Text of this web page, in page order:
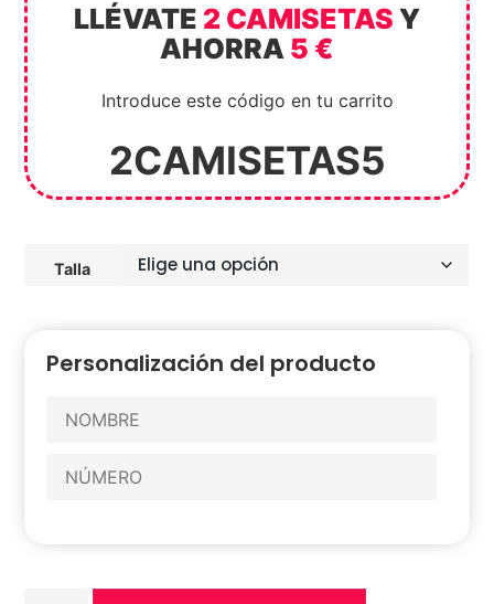
LLÉVATE 2 CAMISETAS Y
AHORRA 5 €
Introduce este código en tu carrito
2CAMISETAS5
Talla
Personalización del producto